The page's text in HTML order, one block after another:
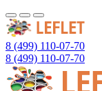
8 (499) 110-07-70
8 (499) 110-07-70